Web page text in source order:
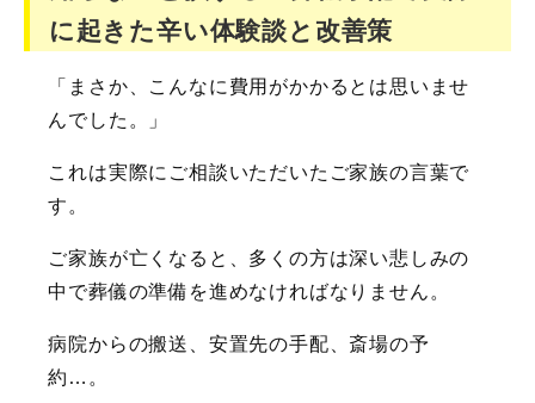
に起きた辛い体験談と改善策
「まさか、こんなに費用がかかるとは思いませ
んでした。」
これは実際にご相談いただいたご家族の言葉で
す。
ご家族が亡くなると、多くの方は深い悲しみの
中で葬儀の準備を進めなければなりません。
病院からの搬送、安置先の手配、斎場の予
約…。